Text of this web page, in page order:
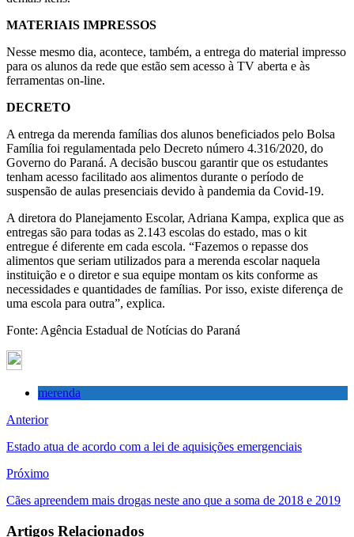
MATERIAIS IMPRESSOS
Nesse mesmo dia, acontece, também, a entrega do material impresso
para os alunos da rede que estão sem acesso à TV aberta e às
ferramentas on-line.
DECRETO
A entrega da merenda famílias dos alunos beneficiados pelo Bolsa
Família foi regulamentada pelo Decreto número 4.316/2020, do
Governo do Paraná. A decisão buscou garantir que os estudantes
tenham acesso facilitado aos alimentos durante o período de
suspensão de aulas presenciais devido à pandemia da Covid-19.
A diretora do Planejamento Escolar, Adriana Kampa, explica que as
entregas são para todas as 2.143 escolas do estado, mas o kit
entregue é diferente em cada escola. “Fazemos o repasse dos
alimentos que seriam utilizados para a merenda escolar naquela
instituição e o diretor e sua equipe montam os kits conforme as
necessidades e quantidades de famílias. Por isso, existe diferença de
uma escola para outra”, explica.
Fonte: Agência Estadual de Notícias do Paraná
merenda
Anterior
Estado atua de acordo com a lei de aquisições emergenciais
Próximo
Cães apreendem mais drogas neste ano que a soma de 2018 e 2019
Artigos Relacionados